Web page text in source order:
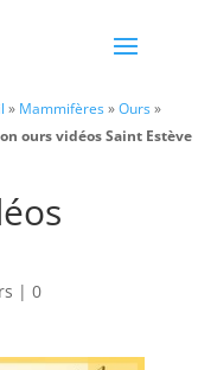
» Mammifères»Ours»
ours vidéos Saint Estève
| 0